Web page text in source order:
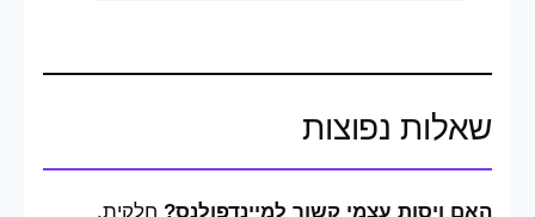
שאלות נפוצות
האם ויסות עצמי קשור למיינדפולנס? חלקית.